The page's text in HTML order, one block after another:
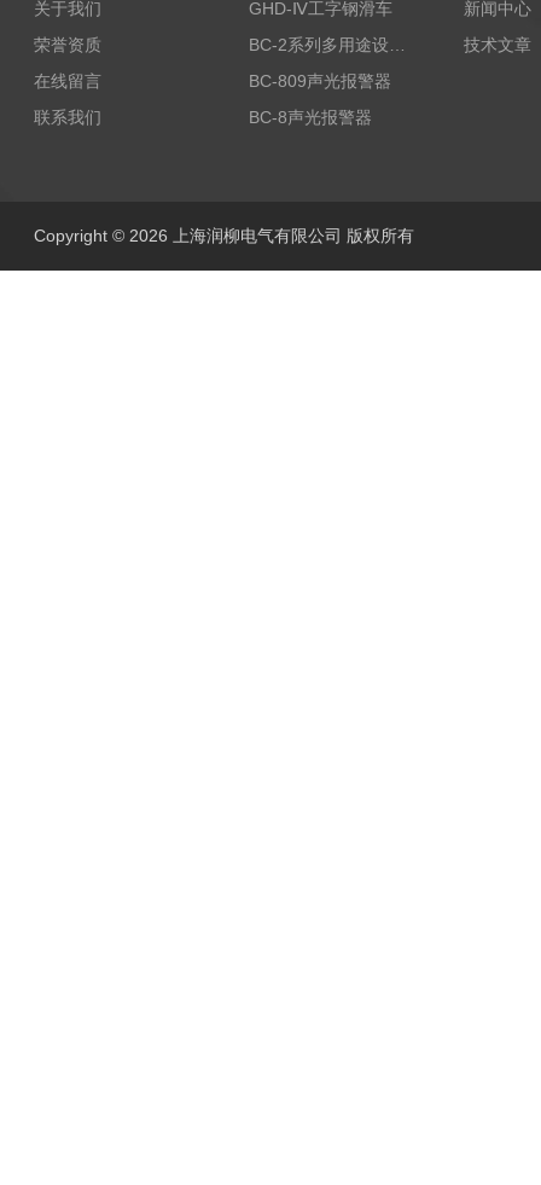
关于我们
荣誉资质
在线留言
联系我们
GHD-Ⅳ工字钢滑车
BC-809声光报警器
BC-8声光报警器
新闻中心
技术文章
Copyright © 2026 上海润柳电气有限公司 版权所有